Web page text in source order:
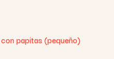
papitas (pequeño)